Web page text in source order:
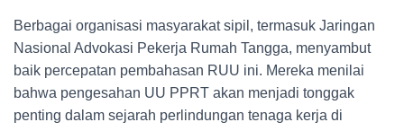
Berbagai organisasi masyarakat sipil, termasuk Jaringan
Nasional Advokasi Pekerja Rumah Tangga, menyambut
baik percepatan pembahasan RUU ini. Mereka menilai
bahwa pengesahan UU PPRT akan menjadi tonggak
penting dalam sejarah perlindungan tenaga kerja di